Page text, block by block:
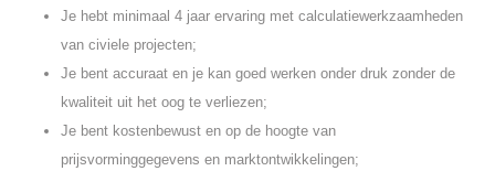
Je hebt minimaal 4 jaar ervaring met calculatiewerkzaamheden
van civiele projecten;
Je bent accuraat en je kan goed werken onder druk zonder de
kwaliteit uit het oog te verliezen;
Je bent kostenbewust en op de hoogte van
prijsvorminggegevens en marktontwikkelingen;